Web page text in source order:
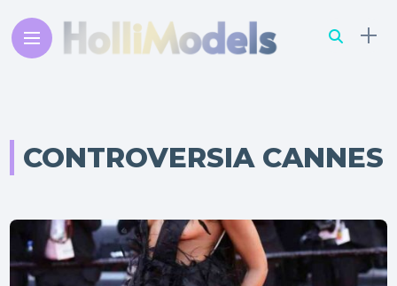
CONTROVERSIA CANNES